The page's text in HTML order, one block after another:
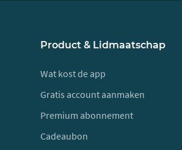
Product & Lidmaatschap
Wat kost de app
Gratis account aanmaken
Premium abonnement
Cadeaubon